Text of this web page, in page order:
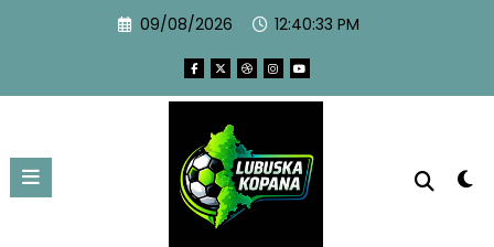
09/08/2026 12:40:33 PM